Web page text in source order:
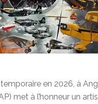
en 2026, à
met à l’honneur un